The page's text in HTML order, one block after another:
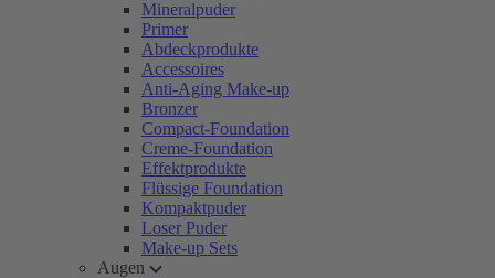
Mineralpuder
Primer
Abdeckprodukte
Accessoires
Anti-Aging Make-up
Bronzer
Compact-Foundation
Creme-Foundation
Effektprodukte
Flüssige Foundation
Kompaktpuder
Loser Puder
Make-up Sets
Augen